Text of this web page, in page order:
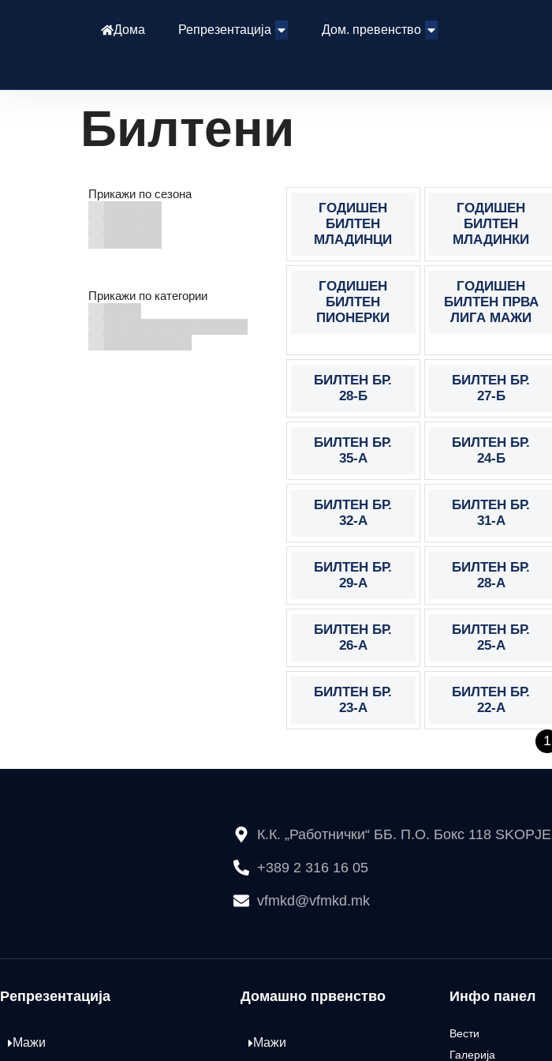
Дома Репрезентација Дом. превенство
Билтени
Прикажи по сезона
Прикажи по категории
ГОДИШЕН
БИЛТЕН
МЛАДИНЦИ
ГОДИШЕН
БИЛТЕН
МЛАДИНКИ
ГОДИШЕН
БИЛТЕН
ПИОНЕРКИ
ГОДИШЕН
БИЛТЕН ПРВА
ЛИГА МАЖИ
БИЛТЕН БР.
28-Б
БИЛТЕН БР.
27-Б
БИЛТЕН БР.
35-А
БИЛТЕН БР.
24-Б
БИЛТЕН БР.
32-А
БИЛТЕН БР.
31-А
БИЛТЕН БР.
29-А
БИЛТЕН БР.
28-А
БИЛТЕН БР.
26-А
БИЛТЕН БР.
25-А
БИЛТЕН БР.
23-А
БИЛТЕН БР.
22-А
1
К.К. „Работнички“ ББ. П.О. Бокс 118 SKOPJE
+389 2 316 16 05
vfmkd@vfmkd.mk
Репрезентација
Мажи
Домашно првенство
Мажи
Инфо панел
Вести
Галерија